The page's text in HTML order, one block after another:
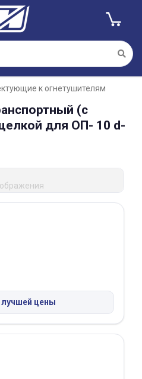
к огнетушителям
(с
для ОП- 10 d-
лучшей цены
банка